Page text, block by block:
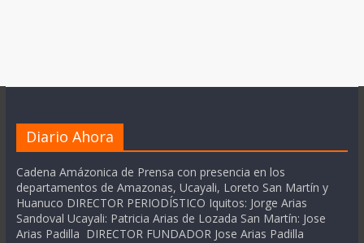
Diario Ahora
Cadena Amázonica de Prensa con presencia en los
departamentos de Amazonas, Ucayali, Loreto San Martín y
Huanuco DIRECTOR PERIODÍSTICO Iquitos: Jorge Arias
Sandoval Ucayali: Patricia Arias de Lozada San Martín: Jose
Arias Padilla DIRECTOR FUNDADOR Jose Arias Padilla